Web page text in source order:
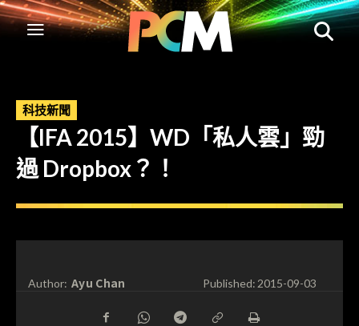
科技新聞
【IFA 2015】WD「私人雲」勁
過 Dropbox？！
Author: Ayu Chan Published:2015-09-03